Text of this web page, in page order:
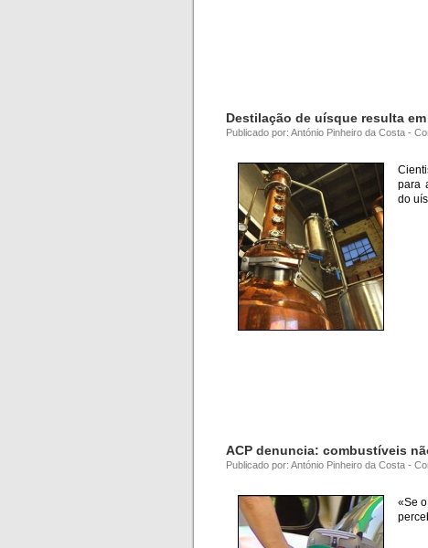
Destilação de uísque resulta
Publicado por: António Pinheiro da Costa -
para
do
ACP denuncia: combustíveis
Publicado por: António Pinheiro da Costa -
«Se